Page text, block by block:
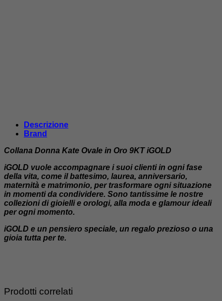
Descrizione
Brand
Collana Donna Kate Ovale in Oro 9KT iGOLD
iGOLD vuole accompagnare i suoi clienti in ogni fase
della vita, come il battesimo, laurea, anniversario,
maternità e matrimonio, per trasformare ogni situazione
in momenti da condividere. Sono tantissime le nostre
collezioni di gioielli e orologi, alla moda e glamour ideali
per ogni momento.
iGOLD e un pensiero speciale, un regalo prezioso o una
gioia tutta per te.
Prodotti correlati